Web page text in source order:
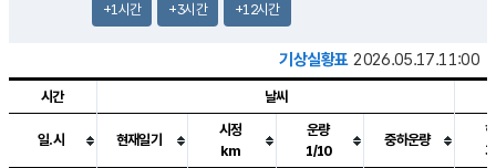
+1시간 +3시간 +12시간
기상실황표 2026.05.17.11:00
시간 날씨
일.시 현재일기
시정
km
운량
1/10
중하운량